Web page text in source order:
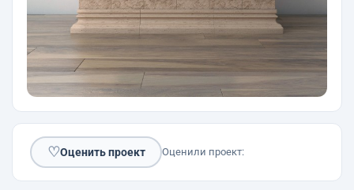
♡Оценить проект Оценили проект: